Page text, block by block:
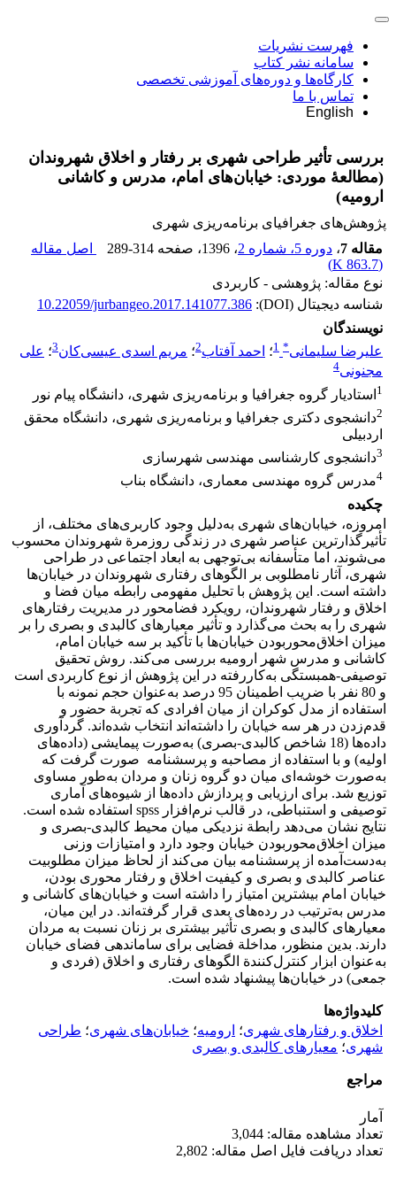
فهرست نشریات
سامانه نشر کتاب
کارگاه‌ها و دوره‌های آموزشی تخصصی
تماس با ما
English
بررسی تأثیر طراحی شهری بر رفتار و اخلاق شهروندان
(مطالعۀ موردی: خیابان‌های امام، مدرس و کاشانی
ارومیه)
پژوهش‌های جغرافیای برنامه‌ریزی شهری
مقاله 7
، دوره 5، شماره 2 ، 1396 ، صفحه 289-314
اصل مقاله
(
863.7 K
)
نوع مقاله: پژوهشی - کاربردی
شناسه دیجیتال (DOI):
10.22059/jurbangeo.2017.141077.386
نویسندگان
علیرضا سلیمانی*
1؛ احمد آفتاب2؛ مریم اسدی عیسی‌کان3؛ علی
مجنونی4
1 استادیار گروه جغرافیا و برنامه‌ریزی شهری، دانشگاه پیام نور
2دانشجوی دکتری جغرافیا و برنامه‌ریزی شهری، دانشگاه محقق
اردبیلی
3دانشجوی کارشناسی مهندسی شهرسازی
4مدرس گروه مهندسی معماری، دانشگاه بناب
چکیده
امروزه، خیابان‌های شهری به‌دلیل وجود کاربری‌های مختلف، از
تأثیرگذارترین عناصر شهری در زندگی روزمرة شهروندان محسوب
می‌شوند، اما متأسفانه بی‌توجهی به ابعاد اجتماعی در طراحی
شهری، آثار نامطلوبی بر الگوهای رفتاری شهروندان در خیابان‌ها
داشته است. این پژوهش با تحلیل مفهومی رابطه میان فضا و
اخلاق و رفتار شهروندان، رویکرد فضامحور در مدیریت رفتارهای
شهری را به بحث می‌گذارد و تأثیر معیارهای کالبدی و بصری را بر
میزان اخلاق‌محوربودن خیابان‌ها با تأکید بر سه خیابان امام،
کاشانی و مدرس شهر ارومیه بررسی می‌کند. روش تحقیق
توصیفی-همبستگی به‌کاررفته در این پژوهش از نوع کاربردی است
و 80 نفر با ضریب اطمینان 95 درصد به‌عنوان حجم نمونه با
استفاده از مدل کوکران از میان افرادی که تجربة حضور و
قدم‌زدن در هر سه خیابان را داشته‌اند انتخاب شده‌اند. گردآوری
داده‌ها (18 شاخص کالبدی-بصری) به‌صورت پیمایشی (داده‌های
اولیه) و با استفاده از مصاحبه و پرسشنامه صورت گرفت که
به‌صورت خوشه‌ای میان دو گروه زنان و مردان به‌طور مساوی
توزیع شد. برای ارزیابی و پردازش داده‌ها از شیوه‌های آماری
توصیفی و استنباطی، در قالب نرم‌افزار spss استفاده شده است.
نتایج نشان می‌دهد رابطة نزدیکی میان محیط کالبدی-بصری و
میزان اخلاق‌محوربودن خیابان وجود دارد و امتیازات وزنی
به‌دست‌آمده از پرسشنامه بیان می‌‌کند از لحاظ میزان مطلوبیت
عناصر کالبدی و بصری و کیفیت اخلاق و رفتار محوری بودن،
خیابان امام بیشترین امتیاز را داشته است و خیابان‌های کاشانی و
مدرس به‌ترتیب در رده‌های بعدی قرار گرفته‌اند. در این میان،
معیارهای کالبدی و بصری تأثیر بیشتری بر زنان نسبت به مردان
دارند. بدین منظور، مداخلة فضایی برای ساماندهی فضای خیابان
به‌عنوان ابزار کنترل‌کنندة الگوهای رفتاری و اخلاق (فردی و
جمعی) در خیابان‌ها پیشنهاد شده است.
کلیدواژه‌ها
اخلاق و رفتارهای شهری؛ ارومیه؛ خیابان‌های شهری؛ طراحی
شهری؛ معیارهای کالبدی و بصری
مراجع
آمار
تعداد مشاهده مقاله: 3,044
تعداد دریافت فایل اصل مقاله: 2,802